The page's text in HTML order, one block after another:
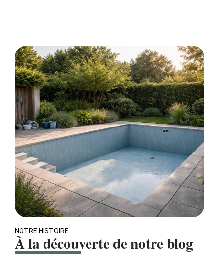
NOTRE HISTOIRE
À la découverte de notre blog